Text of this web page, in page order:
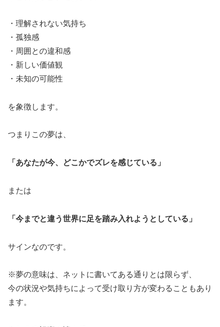
・理解されない気持ち
・孤独感
・周囲との違和感
・新しい価値観
・未知の可能性
を象徴します。
つまりこの夢は、
「あなたが今、どこかでズレを感じている」
または
「今までと違う世界に足を踏み入れようとしている」
サインなのです。
※夢の意味は、ネットに書いてある通りとは限らず、
今の状況や気持ちによって受け取り方が変わることもあり
ます。